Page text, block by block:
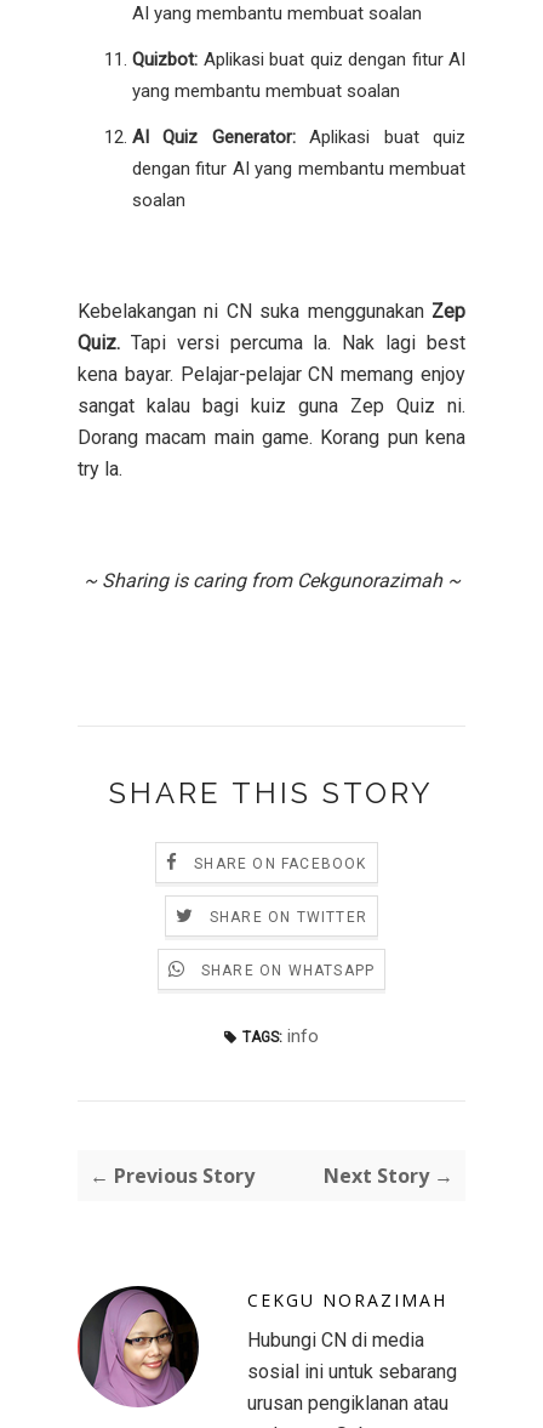
AI yang membantu membuat soalan
Quizbot: Aplikasi buat quiz dengan fitur AI
yang membantu membuat soalan
AI Quiz Generator:Aplikasi buat quiz
dengan fitur AI yang membantu membuat
soalan
Kebelakangan ni CN suka menggunakan Zep
Quiz. Tapi versi percuma la. Nak lagi best
kena bayar. Pelajar-pelajar CN memang enjoy
sangat kalau bagi kuiz guna Zep Quiz ni.
Dorang macam main game. Korang pun kena
try la.
~ Sharing is caring from Cekgunorazimah ~
SHARE THIS STORY
SHARE ON FACEBOOK
SHARE ON TWITTER
SHARE ON WHATSAPP
TAGS: info
← Previous Story Next Story →
CEKGU NORAZIMAH
Hubungi CN di media
sosial ini untuk sebarang
urusan pengiklanan atau